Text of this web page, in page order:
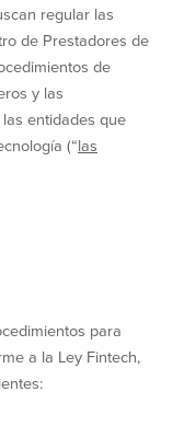
regular las
de Prestadores de
de
y las
entidades que
(“las
para
a la Ley Fintech,